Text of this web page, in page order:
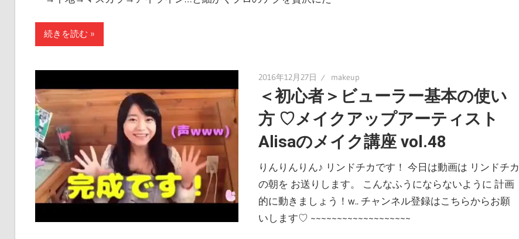
続きを読む
2016年12月27日 makeup
＜初心者＞ビューラー基本の使い
方 ♡メイクアップアーティスト
Alisaのメイク講座 vol.48
りんりんりん♪ リンドチカです！ 今日は動画は リンドチカ
の朝を お送りします。 こんなふうにならないように 計画
的に動きましょう！w.. チャンネル登録はこちらからお願
いします♡ ~~~~~~~~~~~~~~~~~~~